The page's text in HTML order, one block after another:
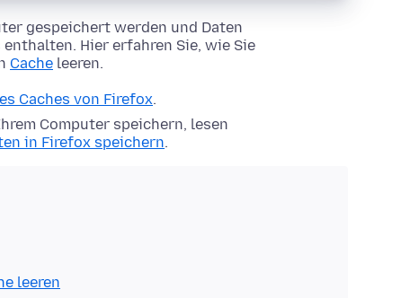
gespeichert werden und Daten
Hier erfahren Sie, wie Sie
Cache leeren.
Caches von Firefox.
Computer speichern, lesen
in Firefox speichern.
leeren